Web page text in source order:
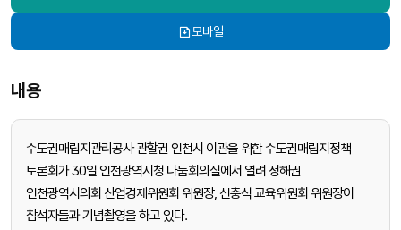
모바일
내용
수도권매립지관리공사 관할권 인천시 이관을 위한 수도권매립지정책
토론회가 30일 인천광역시청 나눔회의실에서 열려 정해권
인천광역시의회 산업경제위원회 위원장, 신충식 교육위원회 위원장이
참석자들과 기념촬영을 하고 있다.